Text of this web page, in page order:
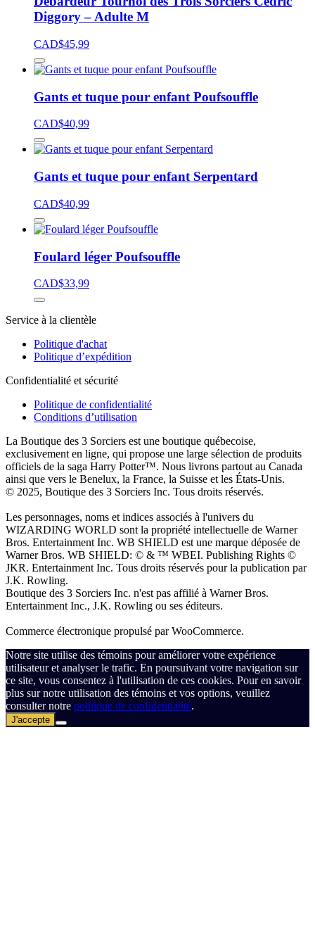
Diggory – Adulte M
CAD$45,99
Gants et tuque pour enfant Poufsouffle
CAD$40,99
Gants et tuque pour enfant Serpentard
CAD$40,99
Foulard léger Poufsouffle
CAD$33,99
Service à la clientèle
Politique d'achat
Politique d’expédition
Confidentialité et sécurité
Politique de confidentialité
Conditions d’utilisation
La Boutique des 3 Sorciers est une boutique québecoise,
exclusivement en ligne, qui propose une large sélection de produits
officiels de la saga Harry Potter™. Nous livrons partout au Canada
ainsi que vers le Benelux, la France, la Suisse et les États-Unis.
© 2025, Boutique des 3 Sorciers Inc. Tous droits réservés.
Les personnages, noms et indices associés à l'univers du
WIZARDING WORLD sont la propriété intellectuelle de Warner
Bros. Entertainment Inc. WB SHIELD est une marque déposée de
Warner Bros. WB SHIELD: © & ™ WBEI. Publishing Rights ©
JKR. Entertainment Inc. Tous droits réservés pour la publication par
J.K. Rowling.
Boutique des 3 Sorciers Inc. n'est pas affilié à Warner Bros.
Entertainment Inc., J.K. Rowling ou ses éditeurs.
Commerce électronique propulsé par WooCommerce.
Notre site utilise des témoins pour améliorer votre expérience
utilisateur et analyser le trafic. En poursuivant votre navigation sur
ce site, vous consentez à l'utilisation de ces cookies. Pour en savoir
plus sur notre utilisation des témoins et vos options, veuillez
consulter notre politique de confidentialité.
J'accepte